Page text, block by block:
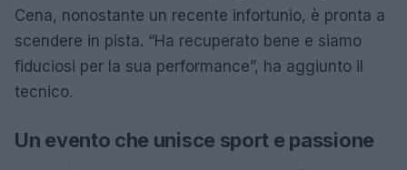
Cena, nonostante un recente infortunio, è pronta a
scendere in pista. “Ha recuperato bene e siamo
fiduciosi per la sua performance”, ha aggiunto il
tecnico.
Un evento che unisce sport e passione